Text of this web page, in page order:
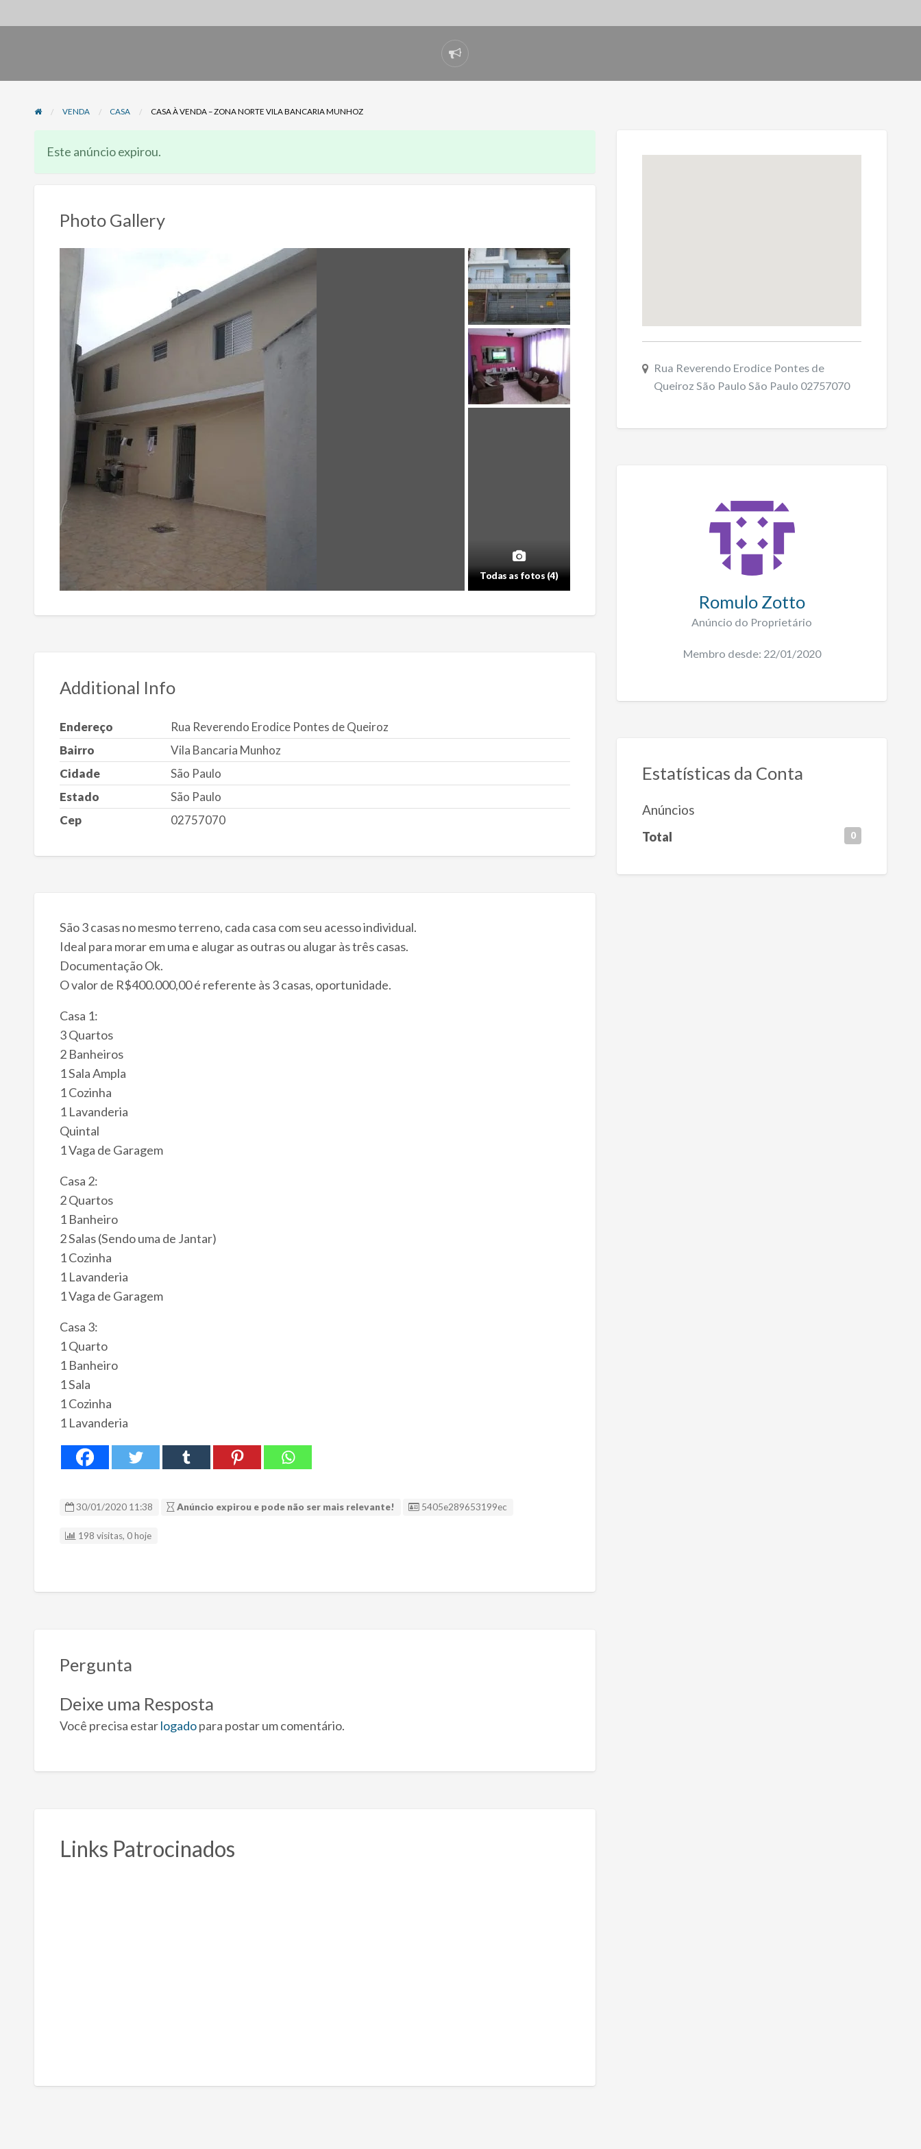
Denunciar
problema
VENDA CASA CASA À VENDA – ZONA NORTE VILA BANCARIA MUNHOZ
Este anúncio expirou.
Photo Gallery
Todas as fotos (4)
Additional Info
Endereço
Rua Reverendo Erodice Pontes de Queiroz
Bairro
Vila Bancaria Munhoz
Cidade
São Paulo
Estado
São Paulo
Cep
02757070
São 3 casas no mesmo terreno, cada casa com seu acesso individual.
Ideal para morar em uma e alugar as outras ou alugar às três casas.
Documentação Ok.
O valor de R$400.000,00 é referente às 3 casas, oportunidade.
Casa 1:
3 Quartos
2 Banheiros
1 Sala Ampla
1 Cozinha
1 Lavanderia
Quintal
1 Vaga de Garagem
Casa 2:
2 Quartos
1 Banheiro
2 Salas (Sendo uma de Jantar)
1 Cozinha
1 Lavanderia
1 Vaga de Garagem
Casa 3:
1 Quarto
1 Banheiro
1 Sala
1 Cozinha
1 Lavanderia
30/01/2020 11:38 Anúncio expirou e pode não ser mais relevante! ID Anúncio
5405e289653199ec
198 visitas, 0 hoje
Pergunta
Deixe uma Resposta
Você precisa estarlogadopara postar um comentário.
Links Patrocinados
Rua Reverendo Erodice Pontes de
Queiroz São Paulo São Paulo 02757070
Romulo Zotto
Anúncio do Proprietário
Membro desde: 22/01/2020
Estatísticas da Conta
Anúncios
Total 0